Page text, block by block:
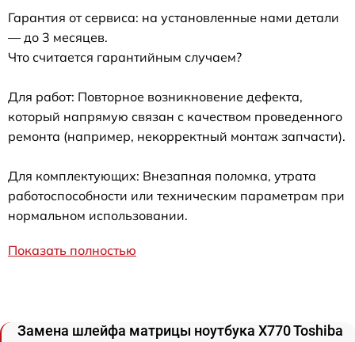
Гарантия от сервиса: на установленные нами детали
— до 3 месяцев.
Что считается гарантийным случаем?
Для работ: Повторное возникновение дефекта,
который напрямую связан с качеством проведенного
ремонта (например, некорректный монтаж запчасти).
Для комплектующих: Внезапная поломка, утрата
работоспособности или техническим параметрам при
нормальном использовании.
Показать полностью
Замена шлейфа матрицы ноутбука X770 Toshiba